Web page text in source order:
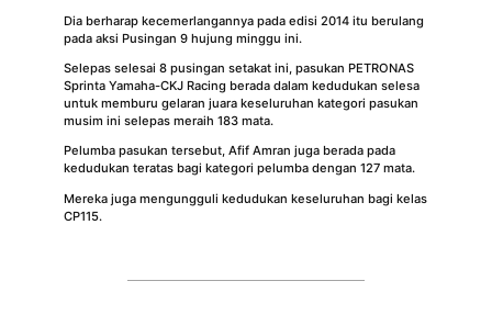
Dia berharap kecemerlangannya pada edisi 2014 itu berulang
pada aksi Pusingan 9 hujung minggu ini.
Selepas selesai 8 pusingan setakat ini, pasukan PETRONAS
Sprinta Yamaha-CKJ Racing berada dalam kedudukan selesa
untuk memburu gelaran juara keseluruhan kategori pasukan
musim ini selepas meraih 183 mata.
Pelumba pasukan tersebut, Afif Amran juga berada pada
kedudukan teratas bagi kategori pelumba dengan 127 mata.
Mereka juga mengungguli kedudukan keseluruhan bagi kelas
CP115.